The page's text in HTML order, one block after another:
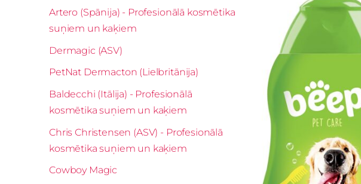
Artero (Spānija) - Profesionālā kosmētika
suņiem un kaķiem
Dermagic (ASV)
PetNat Dermacton (Lielbritānija)
Baldecchi (Itālija) - Profesionālā
kosmētika suņiem un kaķiem
Chris Christensen (ASV) - Profesionālā
kosmētika suņiem un kaķiem
Cowboy Magic